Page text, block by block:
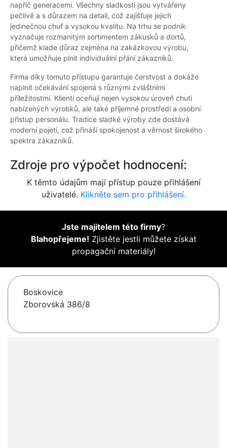
napříč generacemi. Všechny sladkosti jsou vytvářeny
pečlivě a s důrazem na detail, což zajišťuje jejich
jedinečnou chuť a vysokou kvalitu. Na trhu se podnik
vyznačuje rozmanitým sortimentem zákusků a dortů,
přičemž klade důraz zejména na zakázkovou výrobu,
která umožňuje plnit individuální přání zákazníků.
Firma díky tomuto přístupu garantuje čerstvost a dokáže
naplnit očekávání spojená s různými zvláštními
příležitostmi. Klienti oceňují nejen vysokou úroveň chuti
nabízených výrobků, ale také příjemné prostředí a osobní
přístup personálu. Tradice sladké výroby zde dostává
moderní pojetí, což přináší spokojenost a věrnost širokého
spektra zákazníků.
Zdroje pro výpočet hodnocení:
K těmto údajům mají přístup pouze přihlášení
uživatelé. Klikněte sem pro přihlášení.
Jste majitelem této firmy?
Blahopřejeme! Zjistěte jestli můžete získat
propagační materiály!
Boskovice
Zborovská 386/8